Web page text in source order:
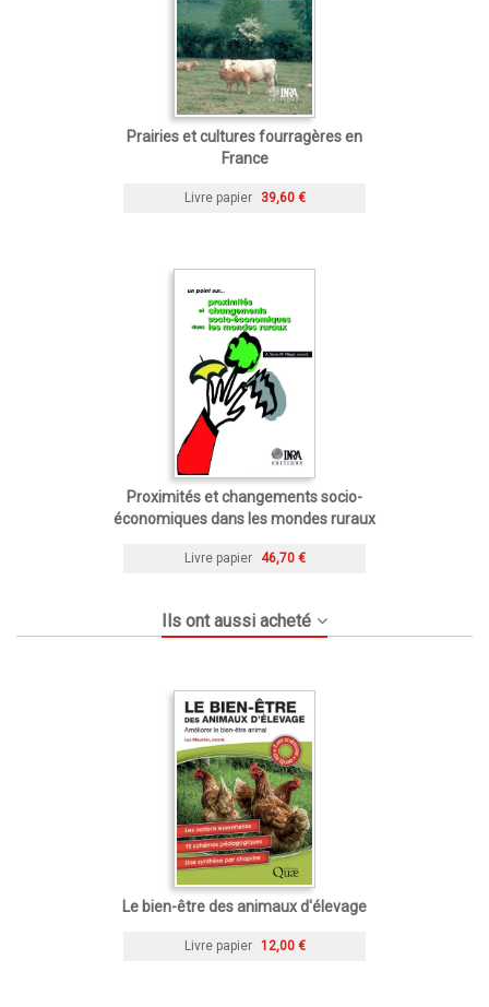
Prairies et cultures fourragères en
France
Livre papier 39,60 €
Proximités et changements socio-
économiques dans les mondes ruraux
Livre papier 46,70 €
Ils ont aussi acheté
Le bien-être des animaux d'élevage
Livre papier 12,00 €